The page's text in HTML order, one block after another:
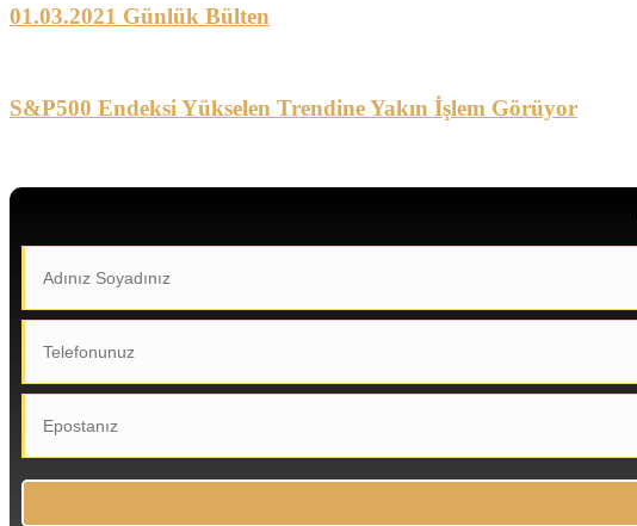
01.03.2021 Günlük Bülten
S&P500 Endeksi Yükselen Trendine Yakın İşlem Görüyor